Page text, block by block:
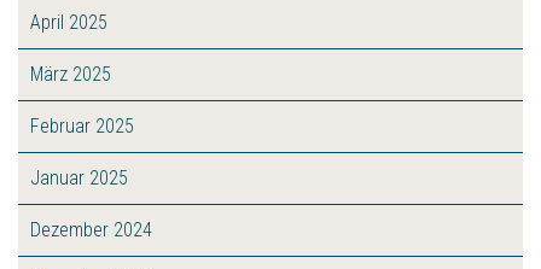
April 2025
März 2025
Februar 2025
Januar 2025
Dezember 2024